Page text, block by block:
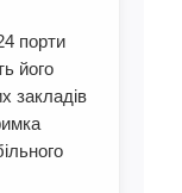
порти
його
закладів